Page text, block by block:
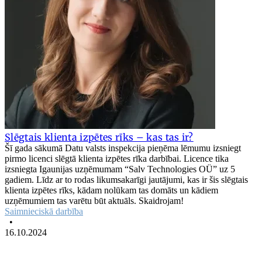
Slēgtais klienta izpētes rīks – kas tas ir?
Šī gada sākumā Datu valsts inspekcija pieņēma lēmumu izsniegt
pirmo licenci slēgtā klienta izpētes rīka darbībai. Licence tika
izsniegta Igaunijas uzņēmumam “Salv Technologies OÜ” uz 5
gadiem. Līdz ar to rodas likumsakarīgi jautājumi, kas ir šis slēgtais
klienta izpētes rīks, kādam nolūkam tas domāts un kādiem
uzņēmumiem tas varētu būt aktuāls. Skaidrojam!
Saimnieciskā darbība
•
16.10.2024